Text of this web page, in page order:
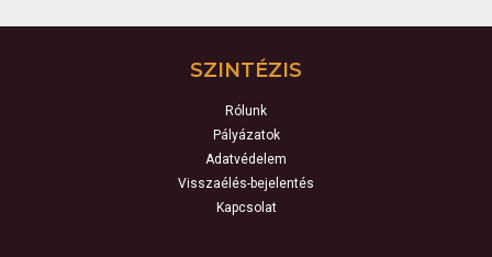
SZINTÉZIS
Rólunk
Pályázatok
Adatvédelem
Visszaélés-bejelentés
Kapcsolat